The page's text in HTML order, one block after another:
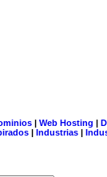
| Web Hosting |
| Industrias |